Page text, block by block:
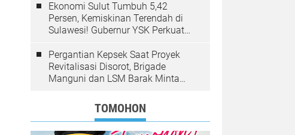
Ekonomi Sulut Tumbuh 5,42
Persen, Kemiskinan Terendah di
Sulawesi! Gubernur YSK Perkuat
Rakyat
Pergantian Kepsek Saat Proyek
Revitalisasi Disorot, Brigade
Manguni dan LSM Barak Minta
TOMOHON